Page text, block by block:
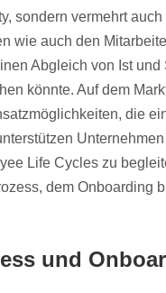
sondern vermehrt auch
wie auch den
Abgleich von Ist und
könnte. Auf dem
die
Life Cycles zu
dem Onboarding
und